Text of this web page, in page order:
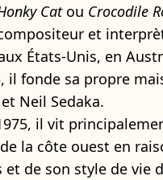
Catou Crocodile
et
États-Unis, en
il fonde sa propre
Neil Sedaka.
il vit
la côte ouest en
de son style de vie